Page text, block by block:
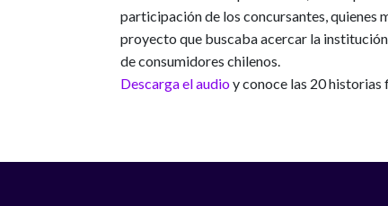
participación de los concursantes, quienes
proyecto que buscaba acercar la
de consumidores chilenos.
Descarga el audioy conoce las 20 historias